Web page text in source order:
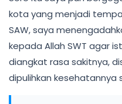
kota yang menjadi
SAW, saya
kepada Allah SWT agar
diangkat rasa sakitnya,
dipulihkan kesehatannya